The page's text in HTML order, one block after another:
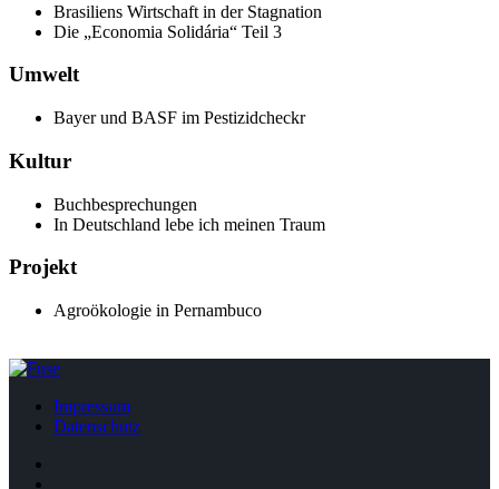
Brasiliens Wirtschaft in der Stagnation
Die „Economia Solidária“ Teil 3
Umwelt
Bayer und BASF im Pestizidcheckr
Kultur
Buchbesprechungen
In Deutschland lebe ich meinen Traum
Projekt
Agroökologie in Pernambuco
Impressum
Datenschutz